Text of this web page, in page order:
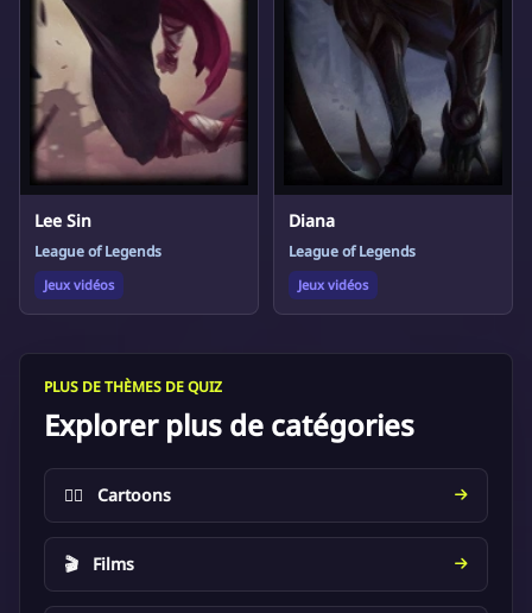
Lee Sin
League of Legends
Jeux vidéos
Diana
League of Legends
Jeux vidéos
PLUS DE THÈMES DE QUIZ
Explorer plus de catégories
🦸‍♂️ Cartoons
🎬 Films